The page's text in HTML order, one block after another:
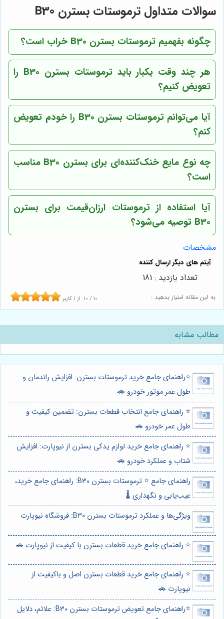
سوالات متداول ترموستات بسترن B30
چگونه بفهمیم ترموستات بسترن B30 خراب است؟
هر چند وقت یکبار باید ترموستات بسترن B30 را
تعویض کنیم؟
آیا می‌توانم ترموستات بسترن B30 را خودم تعویض
کنم؟
چه نوع مایع خنک‌کننده‌ای برای بسترن B30 مناسب
است؟
آیا استفاده از ترموستات ارزان‌قیمت برای بسترن
B30 توصیه می‌شود؟
مشخصات
به این مقاله امتیاز بدهید : 10 / 10 از 1 کاربر
تعداد بازدید : 181
مطالب مشابه
⭐️راهنمای جامع خرید ترموستات بسترن: افزایش راندمان و
طول عمر موتور خودرو 🚗
⭐️ راهنمای جامع انتخاب قطعات بسترن: تضمین کیفیت و
طول عمر خودرو 🚗
⭐️ راهنمای جامع خرید لوازم یدکی بسترن از نیوپارت: افزایش
شتاب و عملکرد خودرو 🚗
راهنمای جامع ⭐️ ترموستات بسترن B30: راهنمای جامع خرید،
عیب‌یابی و نگهداری 🌡️
ویژگی‌ها و عملکرد ترموستات بسترن B30: فروشگاه نیوپارت
⭐️ راهنمای جامع خرید قطعات بسترن با کیفیت از نیوپارت 🚗
⭐️ راهنمای جامع خرید قطعات بسترن اصل و باکیفیت از
نیوپارت 🚗
⭐️راهنمای جامع تعویض ترموستات بسترن B30: علائم، دلایل